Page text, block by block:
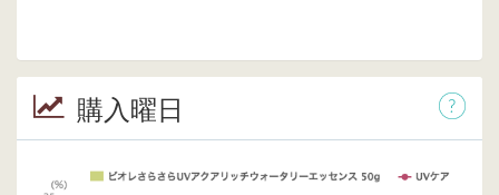
購入曜日